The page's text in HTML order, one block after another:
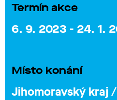
Termín akce
6. 9. 2023 - 24. 1.
Místo konání
Jihomoravský kraj